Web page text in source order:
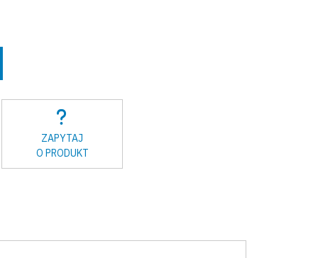
ZAPYTAJ
O PRODUKT